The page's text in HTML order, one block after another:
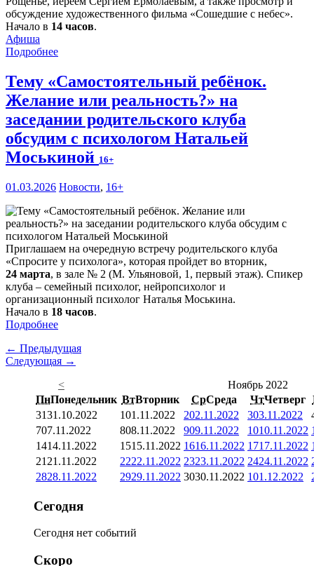
обсуждение художественного фильма «Сошедшие с небес».
Начало в 14 часов.
Афиша
Подробнее
Тему «Самостоятельный ребёнок.
Желание или реальность?» на
заседании родительского клуба
обсудим с психологом Натальей
Моськиной 16+
01.03.2026 Новости, 16+
Приглашаем на очередную встречу родительского клуба
«Спросите у психолога», которая пройдет во вторник,
24 марта, в зале № 2 (М. Ульяновой, 1, первый этаж). Спикер
клуба – семейный психолог, нейропсихолог и
организационный психолог Наталья Моськина.
Начало в 18 часов.
Подробнее
← Предыдущая
Следующая →
<
Ноябрь 2022
ПнПонедельник ВтВторник СрСреда ЧтЧетверг
3131.10.2022 101.11.2022 202.11.2022 303.11.2022
707.11.2022 808.11.2022 909.11.2022 1010.11.2022
1414.11.2022 1515.11.2022 1616.11.2022 1717.11.2022
21 21.11.2022 2222.11.2022 2323.11.2022 2424.11.2022
2828.11.2022 2929.11.2022 3030.11.2022 101.12.2022
Сегодня
Сегодня нет событий
Скоро